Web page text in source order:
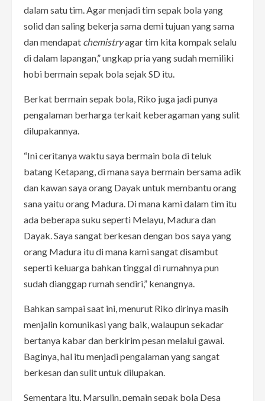
dalam satu tim. Agar menjadi tim sepak bola yang
solid dan saling bekerja sama demi tujuan yang sama
dan mendapat chemistryagar tim kita kompak selalu
di dalam lapangan,” ungkap pria yang sudah memiliki
hobi bermain sepak bola sejak SD itu.
Berkat bermain sepak bola, Riko juga jadi punya
pengalaman berharga terkait keberagaman yang sulit
dilupakannya.
“Ini ceritanya waktu saya bermain bola di teluk
batang Ketapang, di mana saya bermain bersama adik
dan kawan saya orang Dayak untuk membantu orang
sana yaitu orang Madura. Di mana kami dalam tim itu
ada beberapa suku seperti Melayu, Madura dan
Dayak. Saya sangat berkesan dengan bos saya yang
orang Madura itu di mana kami sangat disambut
seperti keluarga bahkan tinggal di rumahnya pun
sudah dianggap rumah sendiri,” kenangnya.
Bahkan sampai saat ini, menurut Riko dirinya masih
menjalin komunikasi yang baik, walaupun sekadar
bertanya kabar dan berkirim pesan melalui gawai.
Baginya, hal itu menjadi pengalaman yang sangat
berkesan dan sulit untuk dilupakan.
Sementara itu, Marsulin, pemain sepak bola Desa